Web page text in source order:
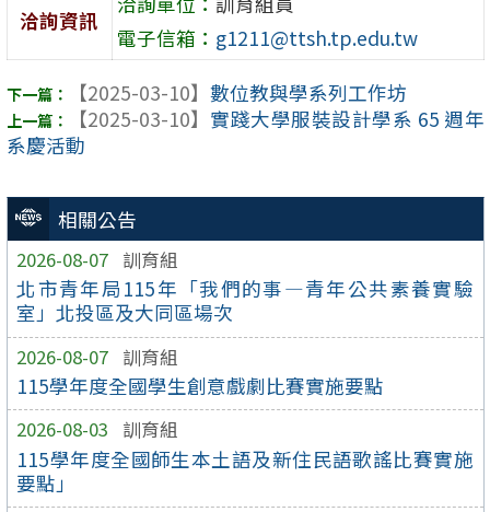
相關公告
2026-08-07 訓育組
北市青年局115年「我們的事—青年公共素養實驗
室」北投區及大同區場次
2026-08-07 訓育組
115學年度全國學生創意戲劇比賽實施要點
2026-08-03 訓育組
115學年度全國師生本土語及新住民語歌謠比賽實施
要點」
洽詢資訊
電子信箱： g1211@ttsh.tp.edu.tw
【2025-03-10】 數位教與學系列工作坊
【2025-03-10】 實踐大學服裝設計學系 65 週年
系慶活動